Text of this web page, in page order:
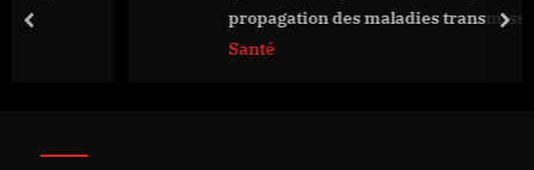
propagation des maladies transmissibles ?
prev